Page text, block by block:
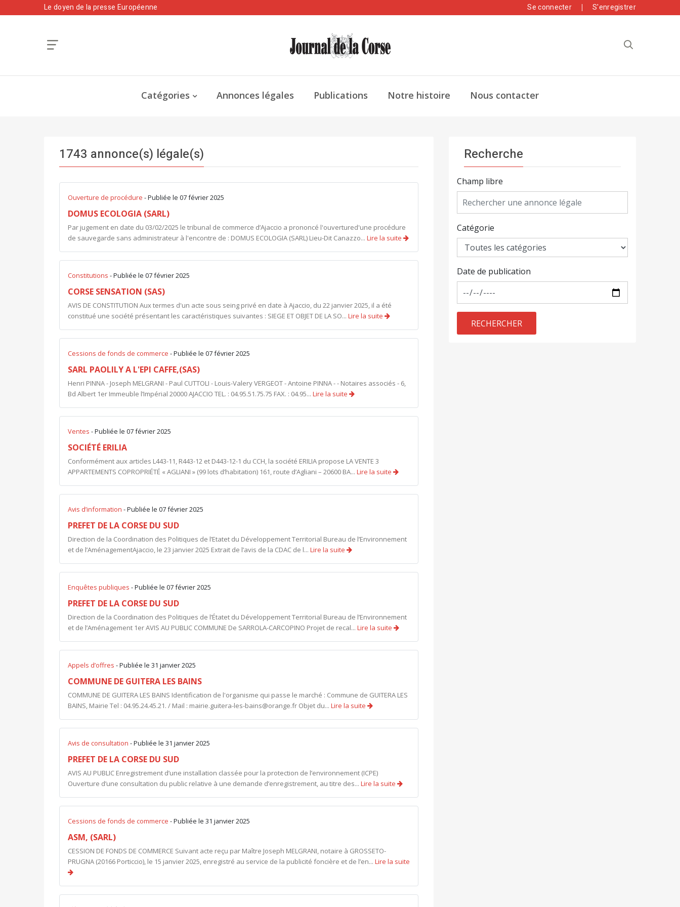
Le doyen de la presse Européenne Se connecter S'enregistrer
Catégories Annonces légales Publications Notre histoire Nous contacter
1743 annonce(s) légale(s)
Ouverture de procédure - Publiée le 07 février 2025
DOMUS ECOLOGIA (SARL)
Par jugement en date du 03/02/2025 le tribunal de commerce d’Ajaccio a prononcé l'ouvertured'une procédure
de sauvegarde sans administrateur à l'encontre de : DOMUS ECOLOGIA (SARL) Lieu-Dit Canazzo... Lire la suite
Constitutions - Publiée le 07 février 2025
CORSE SENSATION (SAS)
AVIS DE CONSTITUTION Aux termes d'un acte sous seing privé en date à Ajaccio, du 22 janvier 2025, il a été
constitué une société présentant les caractéristiques suivantes : SIEGE ET OBJET DE LA SO... Lire la suite
Cessions de fonds de commerce - Publiée le 07 février 2025
SARL PAOLILY A L'EPI CAFFE,(SAS)
Henri PINNA - Joseph MELGRANI - Paul CUTTOLI - Louis-Valery VERGEOT - Antoine PINNA - - Notaires associés - 6,
Bd Albert 1er Immeuble l’Impérial 20000 AJACCIO TEL. : 04.95.51.75.75 FAX. : 04.95... Lire la suite
Ventes - Publiée le 07 février 2025
SOCIÉTÉ ERILIA
Conformément aux articles L443-11, R443-12 et D443-12-1 du CCH, la société ERILIA propose LA VENTE 3
APPARTEMENTS COPROPRIÉTÉ « AGLIANI » (99 lots d’habitation) 161, route d’Agliani – 20600 BA... Lire la suite
Avis d’information - Publiée le 07 février 2025
PREFET DE LA CORSE DU SUD
Direction de la Coordination des Politiques de l’Etatet du Développement Territorial Bureau de l’Environnement
et de l’Aménagement ​Ajaccio, le 23 janvier 2025 Extrait de l’avis de la CDAC de l... Lire la suite
Enquêtes publiques - Publiée le 07 février 2025
PREFET DE LA CORSE DU SUD
Direction de la Coordination des Politiques de l’Étatet du Développement Territorial Bureau de l’Environnement
et de l’Aménagement 1er AVIS AU PUBLIC COMMUNE De SARROLA-CARCOPINO Projet de recal... Lire la suite
Appels d’offres - Publiée le 31 janvier 2025
COMMUNE DE GUITERA LES BAINS
COMMUNE DE GUITERA LES BAINS Identification de l'organisme qui passe le marché : Commune de GUITERA LES
BAINS, Mairie Tel : 04.95.24.45.21. / Mail : mairie.guitera-les-bains@orange.fr Objet du... Lire la suite
Avis de consultation - Publiée le 31 janvier 2025
PREFET DE LA CORSE DU SUD
AVIS AU PUBLIC Enregistrement d’une installation classée pour la protection de l’environnement (ICPE)
Ouverture d’une consultation du public relative à une demande d’enregistrement, au titre des... Lire la suite
Cessions de fonds de commerce - Publiée le 31 janvier 2025
ASM, (SARL)
CESSION DE FONDS DE COMMERCE Suivant acte reçu par Maître Joseph MELGRANI, notaire à GROSSETO-
PRUGNA (20166 Porticcio), le 15 janvier 2025, enregistré au service de la publicité foncière et de l’en... Lire la suite
Recherche
Champ libre
Catégorie
Date de publication
RECHERCHER